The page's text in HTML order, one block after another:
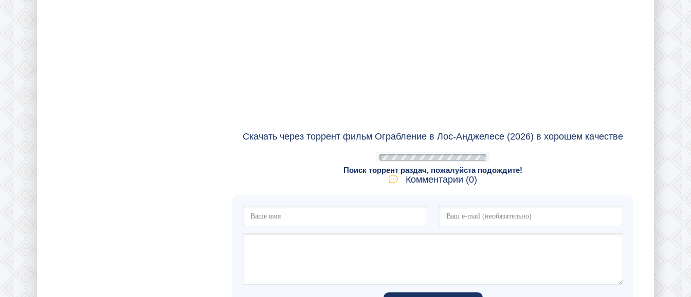
Скачать через торрент фильм Ограбление в Лос-Анджелесе (2026) в хорошем качестве
Поиск торрент раздач, пожалуйста подождите!
Комментарии (0)